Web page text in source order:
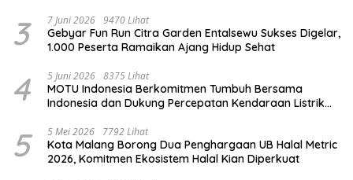
3 7 Juni 2026 9470 Lihat
Gebyar Fun Run Citra Garden Entalsewu Sukses Digelar,
1.000 Peserta Ramaikan Ajang Hidup Sehat
4 5 Juni 2026 8375 Lihat
MOTU Indonesia Berkomitmen Tumbuh Bersama
Indonesia dan Dukung Percepatan Kendaraan Listrik
5 5 Mei 2026 7792 Lihat
Kota Malang Borong Dua Penghargaan UB Halal Metric
2026, Komitmen Ekosistem Halal Kian Diperkuat